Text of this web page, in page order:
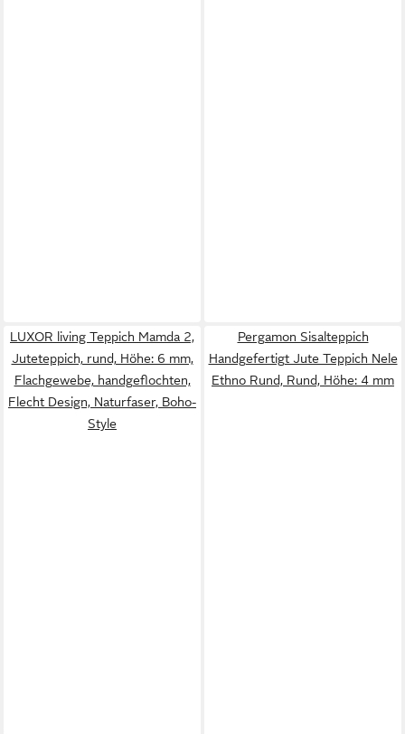
LUXOR living Teppich Mamda 2,
Juteteppich, rund, Höhe: 6 mm,
Flachgewebe, handgeflochten,
Flecht Design, Naturfaser, Boho-
Style
Pergamon Sisalteppich
Handgefertigt Jute Teppich Nele
Ethno Rund, Rund, Höhe: 4 mm